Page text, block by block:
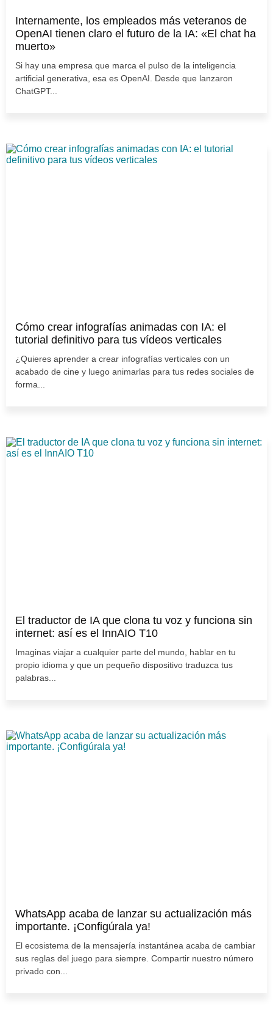
Internamente, los empleados más veteranos de
OpenAI tienen claro el futuro de la IA: «El chat ha
muerto»
Si hay una empresa que marca el pulso de la inteligencia
artificial generativa, esa es OpenAI. Desde que lanzaron
ChatGPT...
Cómo crear infografías animadas con IA: el
tutorial definitivo para tus vídeos verticales
¿Quieres aprender a crear infografías verticales con un
acabado de cine y luego animarlas para tus redes sociales de
forma...
El traductor de IA que clona tu voz y funciona sin
internet: así es el InnAIO T10
Imaginas viajar a cualquier parte del mundo, hablar en tu
propio idioma y que un pequeño dispositivo traduzca tus
palabras...
WhatsApp acaba de lanzar su actualización más
importante. ¡Configúrala ya!
El ecosistema de la mensajería instantánea acaba de cambiar
sus reglas del juego para siempre. Compartir nuestro número
privado con...